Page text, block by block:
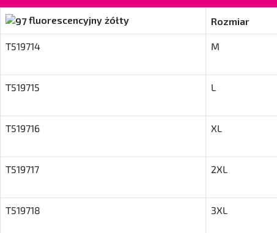
fluorescencyjny żółty Rozmiar
T519714 M
T519715 L
T519716 XL
T519717 2XL
T519718 3XL